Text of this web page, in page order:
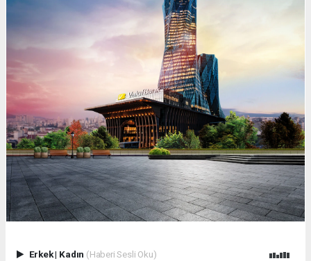
Erkek| Kadın (Haberi Sesli Oku)